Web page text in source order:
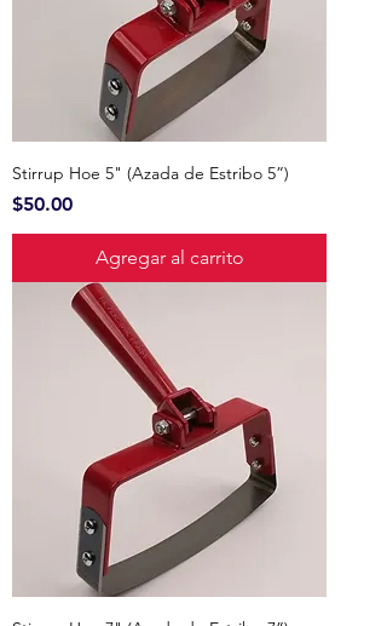
Stirrup Hoe 5" (Azada de Estribo 5”)
Precio
$50.00
Agregar al carrito